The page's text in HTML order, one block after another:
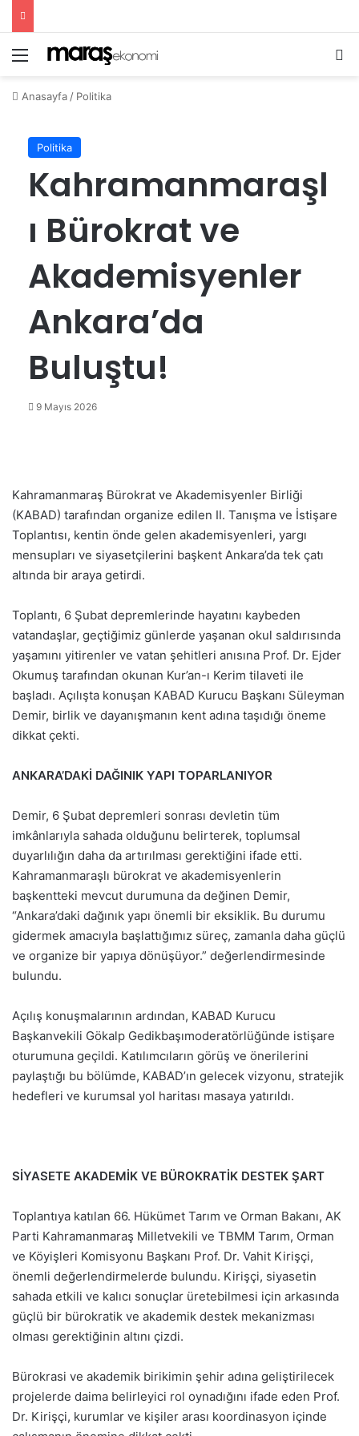
Menü
Anasayfa / Politika
Politika
Kahramanmaraşl
ı Bürokrat ve
Akademisyenler
Ankara’da
Buluştu!
9 Mayıs 2026
Kahramanmaraş Bürokrat ve Akademisyenler Birliği
(KABAD) tarafından organize edilen II. Tanışma ve İstişare
Toplantısı, kentin önde gelen akademisyenleri, yargı
mensupları ve siyasetçilerini başkent Ankara’da tek çatı
altında bir araya getirdi.
Toplantı, 6 Şubat depremlerinde hayatını kaybeden
vatandaşlar, geçtiğimiz günlerde yaşanan okul saldırısında
yaşamını yitirenler ve vatan şehitleri anısına Prof. Dr. Ejder
Okumuş tarafından okunan Kur’an-ı Kerim tilaveti ile
başladı. Açılışta konuşan KABAD Kurucu Başkanı Süleyman
Demir, birlik ve dayanışmanın kent adına taşıdığı öneme
dikkat çekti.
ANKARA’DAKİ DAĞINIK YAPI TOPARLANIYOR
Demir, 6 Şubat depremleri sonrası devletin tüm
imkânlarıyla sahada olduğunu belirterek, toplumsal
duyarlılığın daha da artırılması gerektiğini ifade etti.
Kahramanmaraşlı bürokrat ve akademisyenlerin
başkentteki mevcut durumuna da değinen Demir,
“Ankara’daki dağınık yapı önemli bir eksiklik. Bu durumu
gidermek amacıyla başlattığımız süreç, zamanla daha güçlü
ve organize bir yapıya dönüşüyor.” değerlendirmesinde
bulundu.
Açılış konuşmalarının ardından, KABAD Kurucu
Başkanvekili Gökalp Gedikbaşımoderatörlüğünde istişare
oturumuna geçildi. Katılımcıların görüş ve önerilerini
paylaştığı bu bölümde, KABAD’ın gelecek vizyonu, stratejik
hedefleri ve kurumsal yol haritası masaya yatırıldı.
SİYASETE AKADEMİK VE BÜROKRATİK DESTEK ŞART
Toplantıya katılan 66. Hükümet Tarım ve Orman Bakanı, AK
Parti Kahramanmaraş Milletvekili ve TBMM Tarım, Orman
ve Köyişleri Komisyonu Başkanı Prof. Dr. Vahit Kirişçi,
önemli değerlendirmelerde bulundu. Kirişçi, siyasetin
sahada etkili ve kalıcı sonuçlar üretebilmesi için arkasında
güçlü bir bürokratik ve akademik destek mekanizması
olması gerektiğinin altını çizdi.
Bürokrasi ve akademik birikimin şehir adına geliştirilecek
projelerde daima belirleyici rol oynadığını ifade eden Prof.
Dr. Kirişçi, kurumlar ve kişiler arası koordinasyon içinde